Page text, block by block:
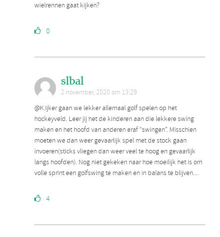
wielrennen gaat kijken?
0
slbal
2 november, 2020 om 13:29
@K.Ijker gaan we lekker allemaal golf spelen op het
hockeyveld. Leer jij het de kinderen aan die lekkere swing
maken en het hoofd van anderen eraf “swingen”. Misschien
moeten we dan weer gevaarlijk spel met de stock gaan
invoeren(sticks vliegen dan weer veel te hoog en gevaarlijk
langs hoofden). Nog niet gekeken naar hoe moeilijk het is om
volle sprint een golfswing te maken en in balans te blijven....
4